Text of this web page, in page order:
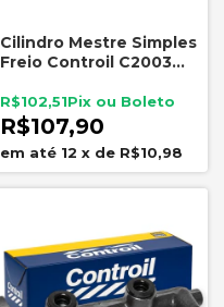
Cilindro Mestre Simples
Freio Controil C2003
Puma 17,46mm
R$107,90
R$102,51
12 x de R$10,98